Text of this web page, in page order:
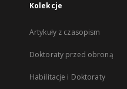
Kolekcje
Artykuły z czasopism
Doktoraty przed obroną
Habilitacje i Doktoraty